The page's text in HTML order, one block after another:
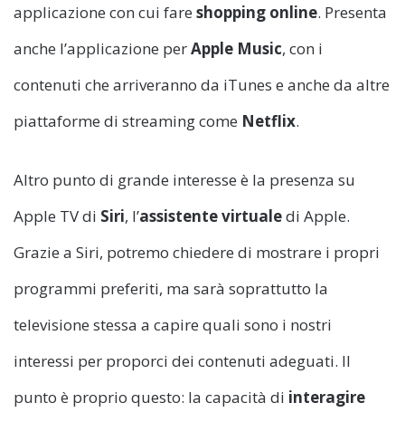
applicazione con cui fare shopping online. Presenta
anche l’applicazione perApple Music, con i
contenuti che arriveranno da iTunes e anche da altre
piattaforme di streaming come Netflix.
Altro punto di grande interesse è la presenza su
Apple TV di Siri, l’assistente virtualedi Apple.
Grazie a Siri, potremo chiedere di mostrare i propri
programmi preferiti, ma sarà soprattutto la
televisione stessa a capire quali sono i nostri
interessi per proporci dei contenuti adeguati. Il
punto è proprio questo: la capacità di interagire